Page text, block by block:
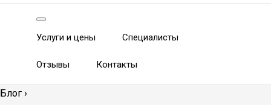
Услуги и цены Специалисты
Отзывы Контакты
Блог ›